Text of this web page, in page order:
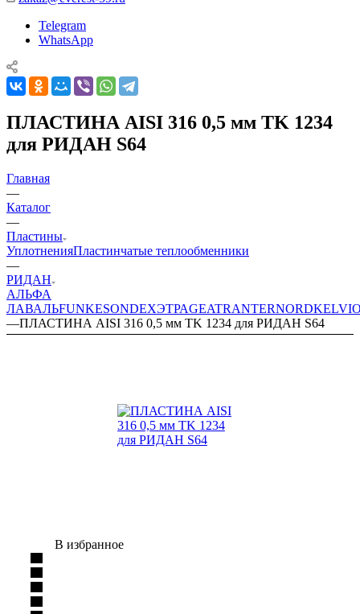
Telegram
WhatsApp
ПЛАСТИНА AISI 316 0,5 мм TK 1234
для РИДАН S64
Главная
—
Каталог
—
Пластины
УплотненияПластинчатые теплообменники
—
РИДАН
АЛЬФА
ЛАВАЛЬFUNKESONDEXЭТРАGEATRANTERNORD
—ПЛАСТИНА AISI 316 0,5 мм TK 1234 для РИДАН S64
В избранное